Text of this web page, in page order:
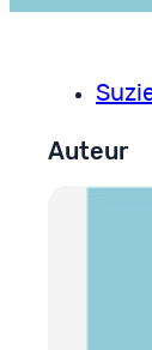
Auteur